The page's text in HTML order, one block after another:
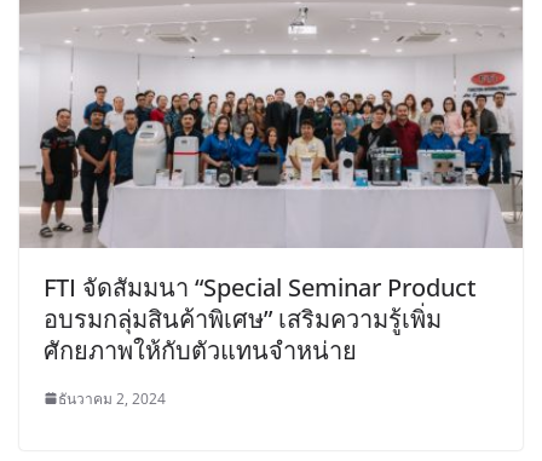
FTI จัดสัมมนา “Special Seminar Product
อบรมกลุ่มสินค้าพิเศษ” เสริมความรู้เพิ่ม
ศักยภาพให้กับตัวแทนจำหน่าย
ธันวาคม 2, 2024